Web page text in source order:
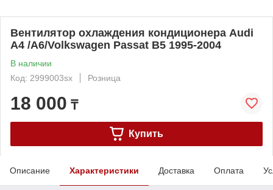
Вентилятор охлаждения кондиционера Audi
A4 /А6/Volkswagen Passat B5 1995-2004
В наличии
Код: 2999003sx
Розница
18 000 ₸
Купить
Описание Характеристики Доставка Оплата